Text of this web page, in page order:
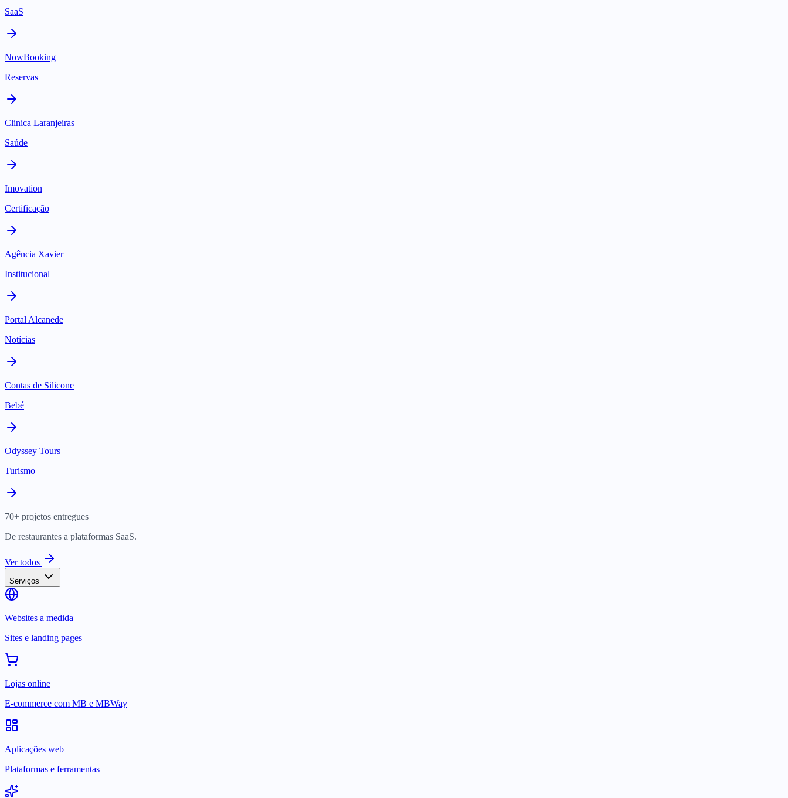
SaaS
NowBooking
Reservas
Clinica Laranjeiras
Saúde
Imovation
Certificação
Agência Xavier
Institucional
Portal Alcanede
Notícias
Contas de Silicone
Bebé
Odyssey Tours
Turismo
70+ projetos entregues
De restaurantes a plataformas SaaS.
Ver todos
Serviços
Websites a medida
Sites e landing pages
Lojas online
E-commerce com MB e MBWay
Aplicações web
Plataformas e ferramentas